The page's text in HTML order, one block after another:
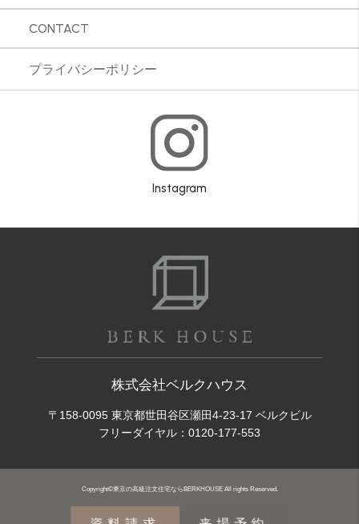
CONTACT
プライバシーポリシー
Instagram
株式会社ベルクハウス
〒158-0095 東京都世田谷区瀬田4-23-17 ベルクビル
フリーダイヤル： 0120-177-553
Copyright©東京の高級注文住宅ならBERKHOUSE All rights Reserved.